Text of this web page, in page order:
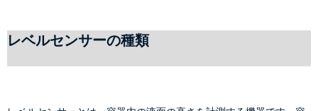
レベルセンサーの種類